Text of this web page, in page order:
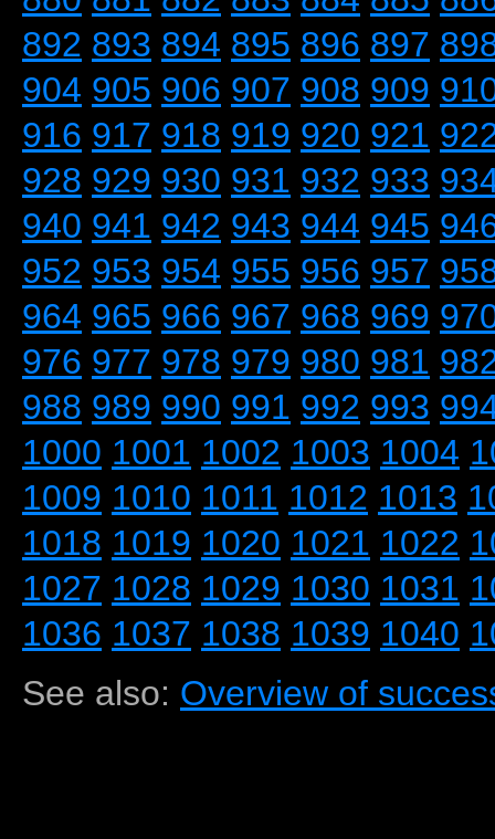
892 893 894 895 896 897
904 905 906 907 908 909
916 917 918 919 920 921
928 929 930 931 932 933
940 941 942 943 944 945
952 953 954 955 956 957
964 965 966 967 968 969
976 977 978 979 980 981
988 989 990 991 992 993
1000 1001 1002 1003 1004
1009 1010 1011 1012 1013
1018 1019 1020 1021 1022
1027 1028 1029 1030 1031
1036 1037 1038 1039 1040
See also: Overview of